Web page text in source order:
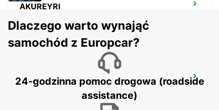
AKUREYRI
AKUREYRI HARBOUR
AKUREYRI - ICELAND
Dlaczego warto wynająć
samochód z Europcar?
24-godzinna pomoc drogowa (roadside
assistance)